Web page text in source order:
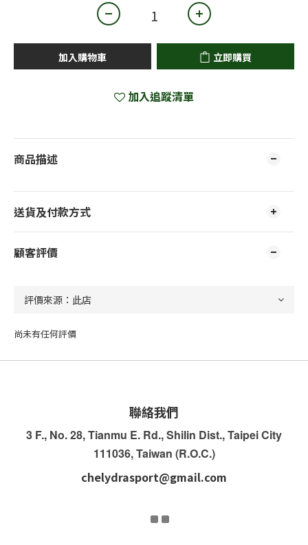
加入購物車 立即購買
加入追蹤清單
商品描述
送貨及付款方式
顧客評價
尚未有任何評價
聯絡我們
3 F., No. 28, Tianmu E. Rd., Shilin Dist., Taipei City
111036, Taiwan (R.O.C.)
chelydrasport@gmail.com